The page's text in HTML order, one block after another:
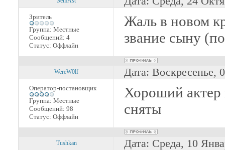
Зритель
Группа: Местные
Сообщений: 4
Статус: Оффлайн
Жаль в новом
звание сыну
WereW0lf Дата: Воскресенье,
Оператор-постановщик
Группа: Местные
Сообщений: 98
Статус: Оффлайн
Хороший
сняты
Tushkan Дата: Среда, 10